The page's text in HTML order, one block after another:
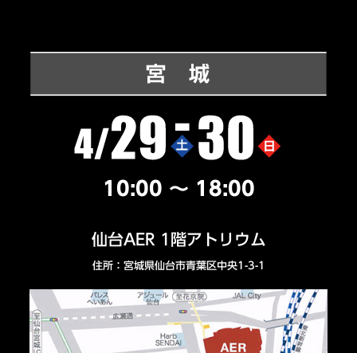
10:00 ～ 18:00
仙台AER 1階アトリウム
住所：宮城県仙台市青葉区中央1-3-1